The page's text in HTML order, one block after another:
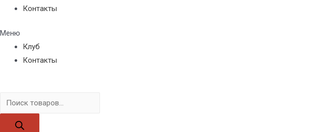
Контакты
Меню
Клуб
Контакты
Поиск
товаров